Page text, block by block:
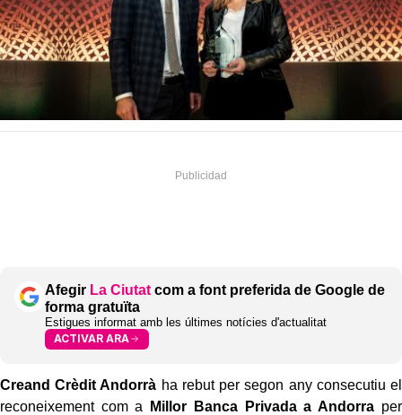
Afegir La Ciutat com a font preferida de Google de
forma gratuïta
Estigues informat amb les últimes notícies d'actualitat
ACTIVAR ARA
Creand Crèdit Andorrà ha rebut per segon any consecutiu el
reconeixement com a
Millor Banca Privada a Andorra per